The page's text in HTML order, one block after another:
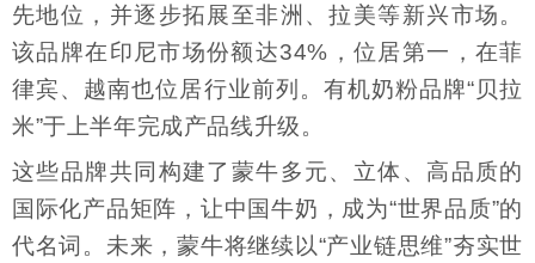
先地位，并逐步拓展至非洲、拉美等新兴市场。
该品牌在印尼市场份额达34%，位居第一，在菲
律宾、越南也位居行业前列。有机奶粉品牌“贝拉
米”于上半年完成产品线升级。
这些品牌共同构建了蒙牛多元、立体、高品质的
国际化产品矩阵，让中国牛奶，成为“世界品质”的
代名词。未来，蒙牛将继续以“产业链思维”夯实世